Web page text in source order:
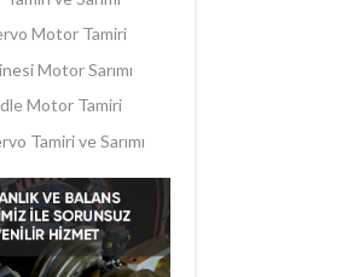
Motor Tamiri
Motor Sarımı
Motor Tamiri
Tamiri ve Sarımı